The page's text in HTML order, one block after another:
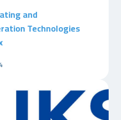
and
Technologies